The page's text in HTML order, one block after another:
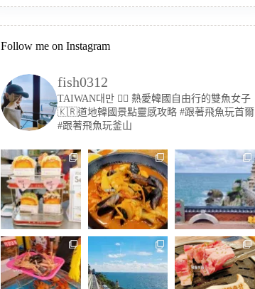
Follow me on Instagram
fish0312
TAIWAN대만 🏳️‍🌈 熱愛韓國自由行的雙魚女子
🇰🇷道地韓國景點靈感攻略 #跟著飛魚玩首爾
#跟著飛魚玩釜山